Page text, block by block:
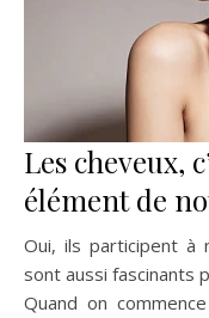
Les cheveux,
élément de
Oui, ils participent à
sont aussi fascinants
Quand on